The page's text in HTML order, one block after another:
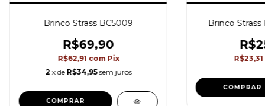
Brinco Strass BC5009
R$69,90
R$62,91 com Pix
2 x de R$34,95 sem juros
COMPRAR
Brinco Strass
R$23,31
COMPRAR